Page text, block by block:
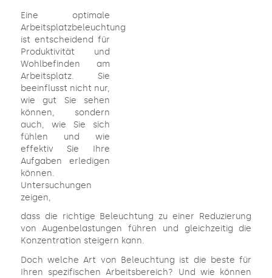
Eine optimale
Arbeitsplatzbeleuchtung
ist entscheidend für
Produktivität und
Wohlbefinden am
Arbeitsplatz. Sie
beeinflusst nicht nur,
wie gut Sie sehen
können, sondern
auch, wie Sie sich
fühlen und wie
effektiv Sie Ihre
Aufgaben erledigen
können.
Untersuchungen
zeigen,
dass die richtige Beleuchtung zu einer Reduzierung
von Augenbelastungen führen und gleichzeitig die
Konzentration steigern kann.
Doch welche Art von Beleuchtung ist die beste für
Ihren spezifischen Arbeitsbereich? Und wie können